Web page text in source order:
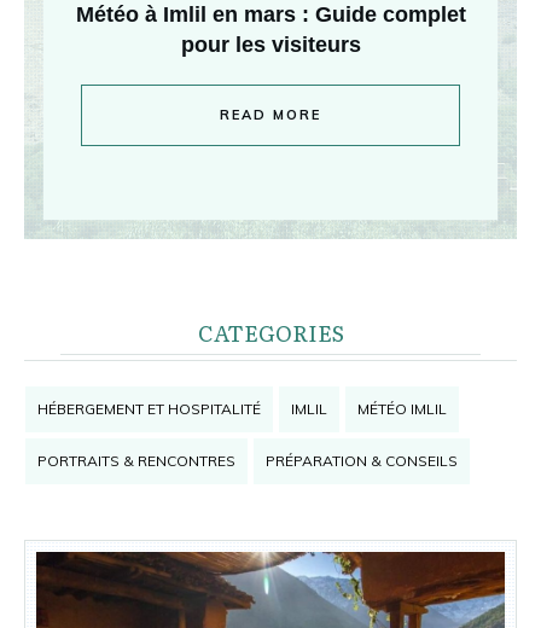
Météo à Imlil en mars : Guide complet
pour les visiteurs
READ MORE
CATEGORIES
HÉBERGEMENT ET HOSPITALITÉ IMLIL MÉTÉO IMLIL
PORTRAITS & RENCONTRES PRÉPARATION & CONSEILS